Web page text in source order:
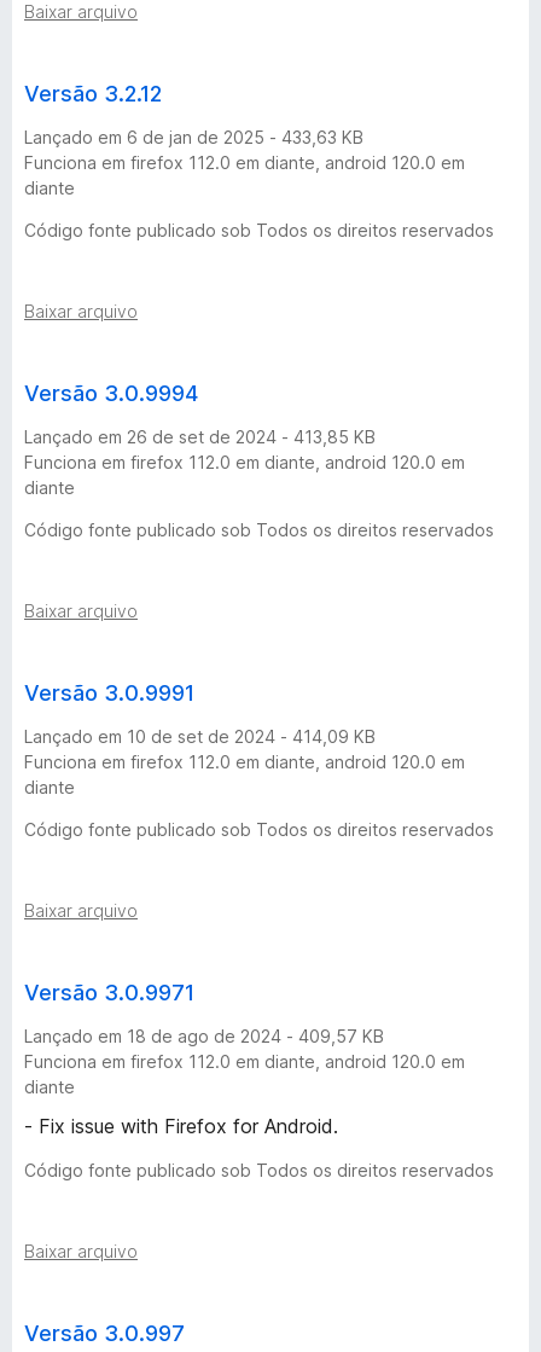
Baixar arquivo
Versão 3.2.12
Lançado em 6 de jan de 2025 - 433,63 KB
Funciona em firefox 112.0 em diante, android 120.0 em
diante
Código fonte publicado sob Todos os direitos reservados
Baixar arquivo
Versão 3.0.9994
Lançado em 26 de set de 2024 - 413,85 KB
Funciona em firefox 112.0 em diante, android 120.0 em
diante
Código fonte publicado sob Todos os direitos reservados
Baixar arquivo
Versão 3.0.9991
Lançado em 10 de set de 2024 - 414,09 KB
Funciona em firefox 112.0 em diante, android 120.0 em
diante
Código fonte publicado sob Todos os direitos reservados
Baixar arquivo
Versão 3.0.9971
Lançado em 18 de ago de 2024 - 409,57 KB
Funciona em firefox 112.0 em diante, android 120.0 em
diante
- Fix issue with Firefox for Android.
Código fonte publicado sob Todos os direitos reservados
Baixar arquivo
Versão 3.0.997